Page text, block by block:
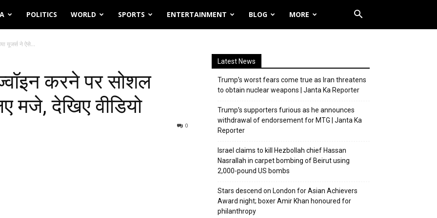
POLITICS WORLD SPORTS ENTERTAINMENT BLOG MORE
यूजर्स ने ऐसे...
करने पर सोशल
मजे, देखिए वीडियो
0
Latest News
Trump’s worst fears come true as Iran threatens
to obtain nuclear weapons | Janta Ka Reporter
Trump’s supporters furious as he announces
withdrawal of endorsement for MTG | Janta Ka
Reporter
Israel claims to kill Hezbollah chief Hassan
Nasrallah in carpet bombing of Beirut using
2,000-pound US bombs
Stars descend on London for Asian Achievers
Award night; boxer Amir Khan honoured for
philanthropy